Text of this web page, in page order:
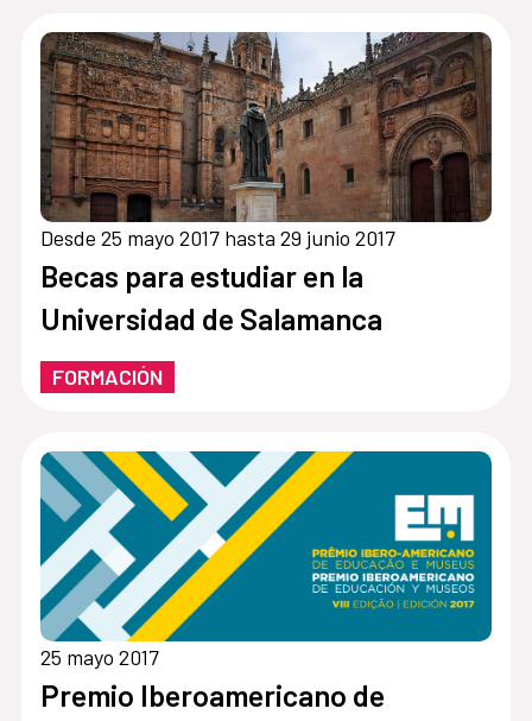
Desde 25 mayo 2017 hasta 29 junio 2017
Becas para estudiar en la
Universidad de Salamanca
FORMACIÓN
25 mayo 2017
Premio Iberoamericano de